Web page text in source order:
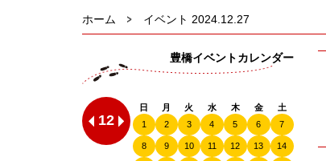
ホーム イベント 2024.12.27
豊橋イベントカレンダー
12
日 月 火 水 木 金
土
1
2 3 4 5 6 7
8 9 10 11 12 13 14